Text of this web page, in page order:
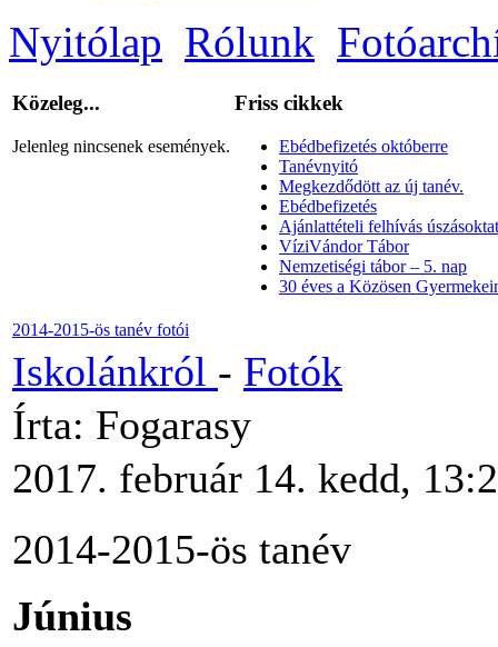
Nyitólap Rólunk
Közeleg...
Jelenleg nincsenek események.
Friss cikkek
Ebédbefizetés októberre
Tanévnyitó
Megkezdődött az új tanév.
Ebédbefizetés
Ajánlattételi felhívás
VíziVándor Tábor
Nemzetiségi tábor – 5. nap
30 éves a Közösen
2014-2015-ös tanév fotói
Iskolánkról - Fotók
Írta: Fogarasy
2017. február 14. kedd,
2014-2015-ös tanév
Június